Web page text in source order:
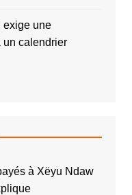
exige une
un calendrier
à Xëyu Ndaw